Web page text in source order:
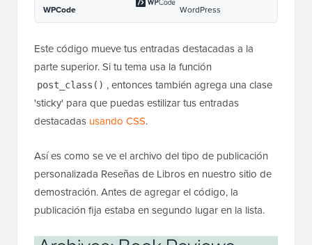
WPCode
WordPress
Este código mueve tus entradas destacadas a la
parte superior. Si tu tema usa la función
post_class() , entonces también agrega una clase
'sticky' para que puedas estilizar tus entradas
destacadas usando CSS.
Así es como se ve el archivo del tipo de publicación
personalizada Reseñas de Libros en nuestro sitio de
demostración. Antes de agregar el código, la
publicación fija estaba en segundo lugar en la lista.